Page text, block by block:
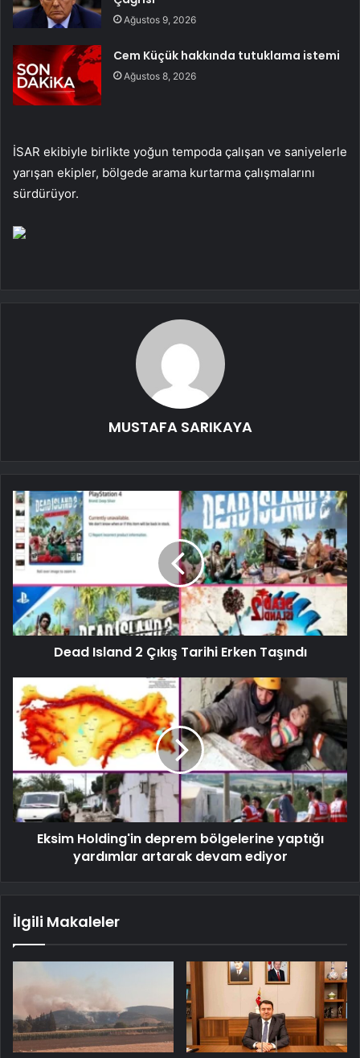
Ağustos 9, 2026
Cem Küçük hakkında tutuklama istemi
Ağustos 8, 2026
İSAR ekibiyle birlikte yoğun tempoda çalışan ve saniyelerle
yarışan ekipler, bölgede arama kurtarma çalışmalarını
sürdürüyor.
MUSTAFA SARIKAYA
Dead Island 2 Çıkış Tarihi Erken Taşındı
Eksim Holding'in deprem bölgelerine yaptığı
yardımlar artarak devam ediyor
İlgili Makaleler